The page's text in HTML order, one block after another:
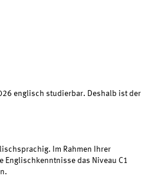
englisch studierbar. Deshalb ist der
Im Rahmen Ihrer
Englischkenntnisse das Niveau C1